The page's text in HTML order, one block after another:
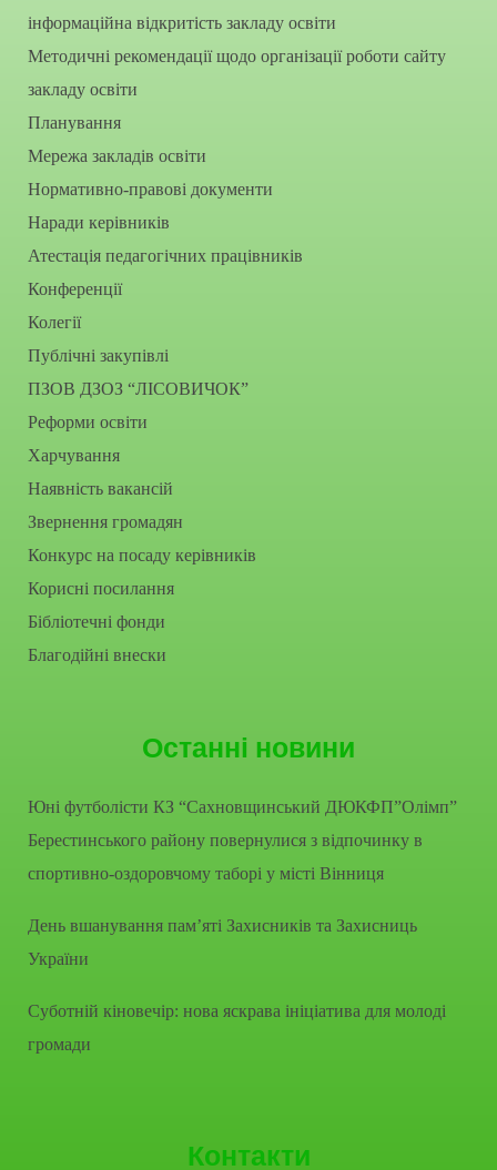
інформаційна відкритість закладу освіти
Методичні рекомендації щодо організації роботи сайту
закладу освіти
Планування
Мережа закладів освіти
Нормативно-правові документи
Наради керівників
Атестація педагогічних працівників
Конференції
Колегії
Публічні закупівлі
ПЗОВ ДЗОЗ “ЛІСОВИЧОК”
Реформи освіти
Харчування
Наявність вакансій
Звернення громадян
Конкурс на посаду керівників
Корисні посилання
Бібліотечні фонди
Благодійні внески
Останні новини
Юні футболісти КЗ “Сахновщинський ДЮКФП”Олімп”
Берестинського району повернулися з відпочинку в
спортивно-оздоровчому таборі у місті Вінниця
День вшанування пам’яті Захисників та Захисниць
України
Суботній кіновечір: нова яскрава ініціатива для молоді
громади
Контакти